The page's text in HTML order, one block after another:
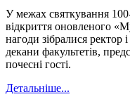
У межах святкування
відкриття оновленого
нагоди зібралися ректор
декани факультетів,
почесні гості.
Детальніше...